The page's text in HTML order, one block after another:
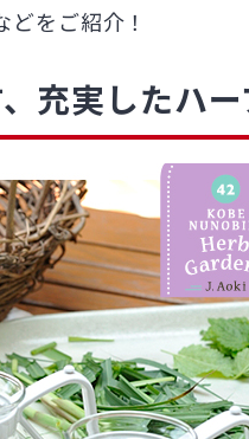
をご紹介！
充実したハー